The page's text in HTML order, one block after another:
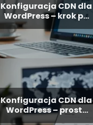
Konfiguracja CDN dla
WordPress – krok po
kroku dla
początkujących
Konfiguracja CDN dla
WordPress – prosty
poradnik krok po